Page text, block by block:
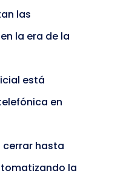
las
la era de la
está
en
cerrar hasta
la